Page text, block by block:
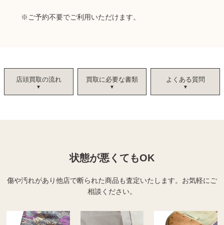
※ ご予約不要でご利用いただけます。
店頭買取の流れ 買取に必要な書類 よくある質問
状態が悪くてもOK
傷や汚れがあり他店で断られた商品も査定いたします。 お気軽にご
相談ください。